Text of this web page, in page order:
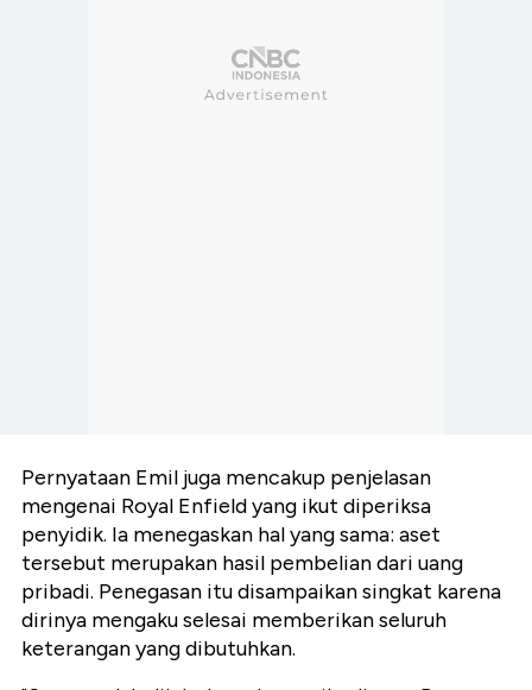
Pernyataan Emil juga mencakup penjelasan
mengenai Royal Enfield yang ikut diperiksa
penyidik. Ia menegaskan hal yang sama: aset
tersebut merupakan hasil pembelian dari uang
pribadi. Penegasan itu disampaikan singkat karena
dirinya mengaku selesai memberikan seluruh
keterangan yang dibutuhkan.